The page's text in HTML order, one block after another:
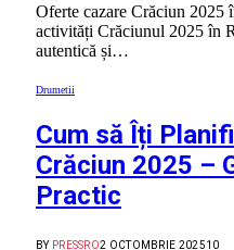
Oferte cazare Crăciun 2025
activități Crăciunul 2025 în
autentică și…
Drumetii
Cum să Îți
Crăciun 2025 –
Practic
BY PRESSRO2 OCTOMBRIE 202510